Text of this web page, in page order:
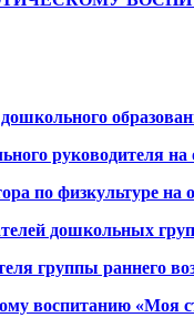
руководителя
по физкультуре
дошкольных
группы раннего
воспитанию «Моя